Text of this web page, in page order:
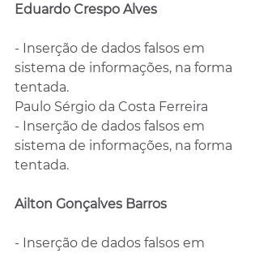
Eduardo Crespo Alves
- Inserção de dados falsos em
sistema de informações, na forma
tentada.
Paulo Sérgio da Costa Ferreira
- Inserção de dados falsos em
sistema de informações, na forma
tentada.
Ailton Gonçalves Barros
- Inserção de dados falsos em